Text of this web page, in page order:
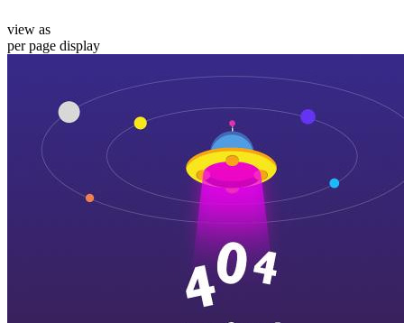
view as
per page display